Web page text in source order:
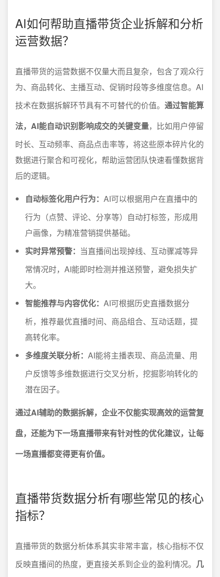
AI如何帮助直播带货企业拆解和分析
运营数据？
直播带货的运营数据不仅量大而且复杂，包含了观众行
为、商品转化、主播互动、促销时段等多维度信息。AI
技术在数据拆解环节具有不可替代的价值。 通过智能算
法，AI能自动识别影响成交的关键变量，比如用户停留
时长、互动频率、商品点击率等，将这些原本碎片化的
数据进行聚合和可视化，帮助运营团队快速看懂数据背
后的逻辑。
自动标签化用户行为： AI可以根据用户在直播中的
行为（点赞、评论、分享等）自动打标签，形成用
户画像，为精准营销提供基础。
实时异常预警： 当直播间出现掉线、互动骤减等异
常情况时，AI能即时检测并推送预警，避免损失扩
大。
智能推荐与内容优化： AI可根据历史直播数据分
析，推荐最优直播时间、商品组合、互动话题，提
高转化率。
多维度关联分析： AI能将主播表现、商品流量、用
户反馈等多维数据进行交叉分析，挖掘影响转化的
潜在因子。
通过AI辅助的数据拆解，企业不仅能实现高效的运营复
盘，还能为下一场直播带来有针对性的优化建议，让每
一场直播都变得更有价值。
直播带货数据分析有哪些常见的核心
指标？
直播带货的数据分析体系其实非常丰富，核心指标不仅
反映直播间的热度，更直接关系到企业的盈利情况。 几